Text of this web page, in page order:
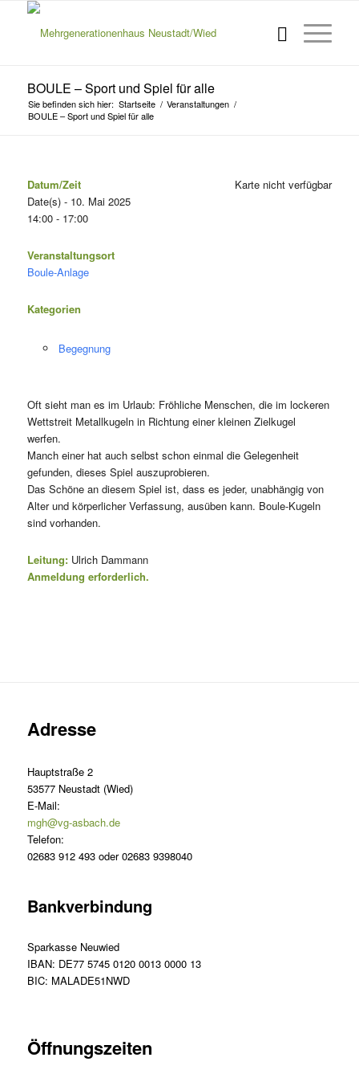
BOULE – Sport und Spiel für alle
Sie befinden sich hier: Startseite / Veranstaltungen /
BOULE – Sport und Spiel für alle
Karte nicht verfügbar
Datum/Zeit
Date(s) - 10. Mai 2025
14:00 - 17:00
Veranstaltungsort
Boule-Anlage
Kategorien
Begegnung
Oft sieht man es im Urlaub: Fröhliche Menschen, die im lockeren
Wettstreit Metallkugeln in Richtung einer kleinen Zielkugel
werfen.
Manch einer hat auch selbst schon einmal die Gelegenheit
gefunden, dieses Spiel auszuprobieren.
Das Schöne an diesem Spiel ist, dass es jeder, unabhängig von
Alter und körperlicher Verfassung, ausüben kann. Boule-Kugeln
sind vorhanden.
Leitung: Ulrich Dammann
Anmeldung erforderlich.
Adresse
Hauptstraße 2
53577 Neustadt (Wied)
E-Mail:
mgh@vg-asbach.de
Telefon:
02683 912 493 oder 02683 9398040
Bankverbindung
Sparkasse Neuwied
IBAN: DE77 5745 0120 0013 0000 13
BIC: MALADE51NWD
Öffnungszeiten